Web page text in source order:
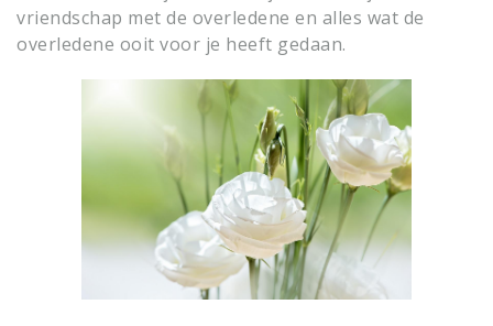
vriendschap met de overledene en alles wat de
overledene ooit voor je heeft gedaan.